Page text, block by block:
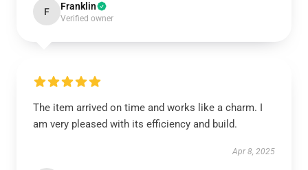
F Franklin
Verified owner
The item arrived on time and works like a charm. I
am very pleased with its efficiency and build.
Apr 8, 2025